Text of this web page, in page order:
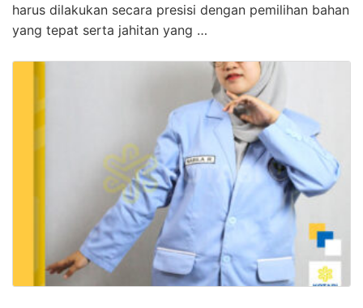
harus dilakukan secara presisi dengan pemilihan bahan
yang tepat serta jahitan yang …